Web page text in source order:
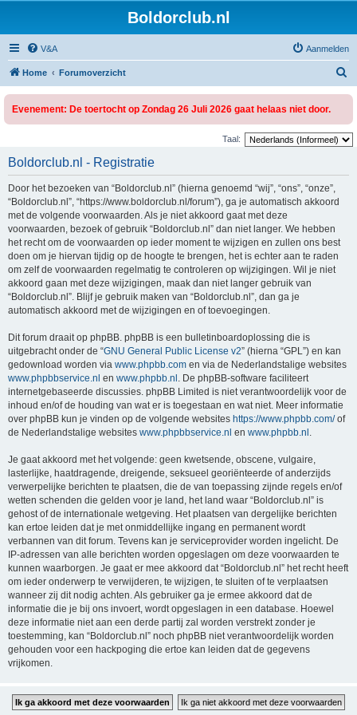
Boldorclub.nl
V&A Aanmelden
Home Forumoverzicht
Evenement: De toertocht op Zondag 26 Juli 2026 gaat helaas niet door.
Taal:
Boldorclub.nl - Registratie
Door het bezoeken van “Boldorclub.nl” (hierna genoemd “wij”, “ons”, “onze”,
“Boldorclub.nl”, “https://www.boldorclub.nl/forum”), ga je automatisch akkoord
met de volgende voorwaarden. Als je niet akkoord gaat met deze
voorwaarden, bezoek of gebruik “Boldorclub.nl” dan niet langer. We hebben
het recht om de voorwaarden op ieder moment te wijzigen en zullen ons best
doen om je hiervan tijdig op de hoogte te brengen, het is echter aan te raden
om zelf de voorwaarden regelmatig te controleren op wijzigingen. Wil je niet
akkoord gaan met deze wijzigingen, maak dan niet langer gebruik van
“Boldorclub.nl”. Blijf je gebruik maken van “Boldorclub.nl”, dan ga je
automatisch akkoord met de wijzigingen en of toevoegingen.
Dit forum draait op phpBB. phpBB is een bulletinboardoplossing die is
uitgebracht onder de “GNU General Public License v2” (hierna “GPL”) en kan
gedownload worden via www.phpbb.com en via de Nederlandstalige websites
www.phpbbservice.nl en www.phpbb.nl . De phpBB-software faciliteert
internetgebaseerde discussies. phpBB Limited is niet verantwoordelijk voor de
inhoud en/of de houding van wat er is toegestaan en wat niet. Meer informatie
over phpBB kun je vinden op de volgende websites https://www.phpbb.com/of
de Nederlandstalige websites www.phpbbservice.nl en www.phpbb.nl .
Je gaat akkoord met het volgende: geen kwetsende, obscene, vulgaire,
lasterlijke, haatdragende, dreigende, seksueel georiënteerde of anderzijds
verwerpelijke berichten te plaatsen, die de van toepassing zijnde regels en/of
wetten schenden die gelden voor je land, het land waar “Boldorclub.nl” is
gehost of de internationale wetgeving. Het plaatsen van dergelijke berichten
kan ertoe leiden dat je met onmiddellijke ingang en permanent wordt
verbannen van dit forum. Tevens kan je serviceprovider worden ingelicht. De
IP-adressen van alle berichten worden opgeslagen om deze voorwaarden te
kunnen waarborgen. Je gaat er mee akkoord dat “Boldorclub.nl” het recht heeft
om ieder onderwerp te verwijderen, te wijzigen, te sluiten of te verplaatsen
wanneer zij dit nodig achten. Als gebruiker ga je ermee akkoord dat de
informatie die je bij ons invoert, wordt opgeslagen in een database. Hoewel
deze informatie niet aan een derde partij zal worden verstrekt zonder je
toestemming, kan “Boldorclub.nl” noch phpBB niet verantwoordelijk worden
gehouden voor een hackpoging die ertoe kan leiden dat de gegevens
vrijkomen.